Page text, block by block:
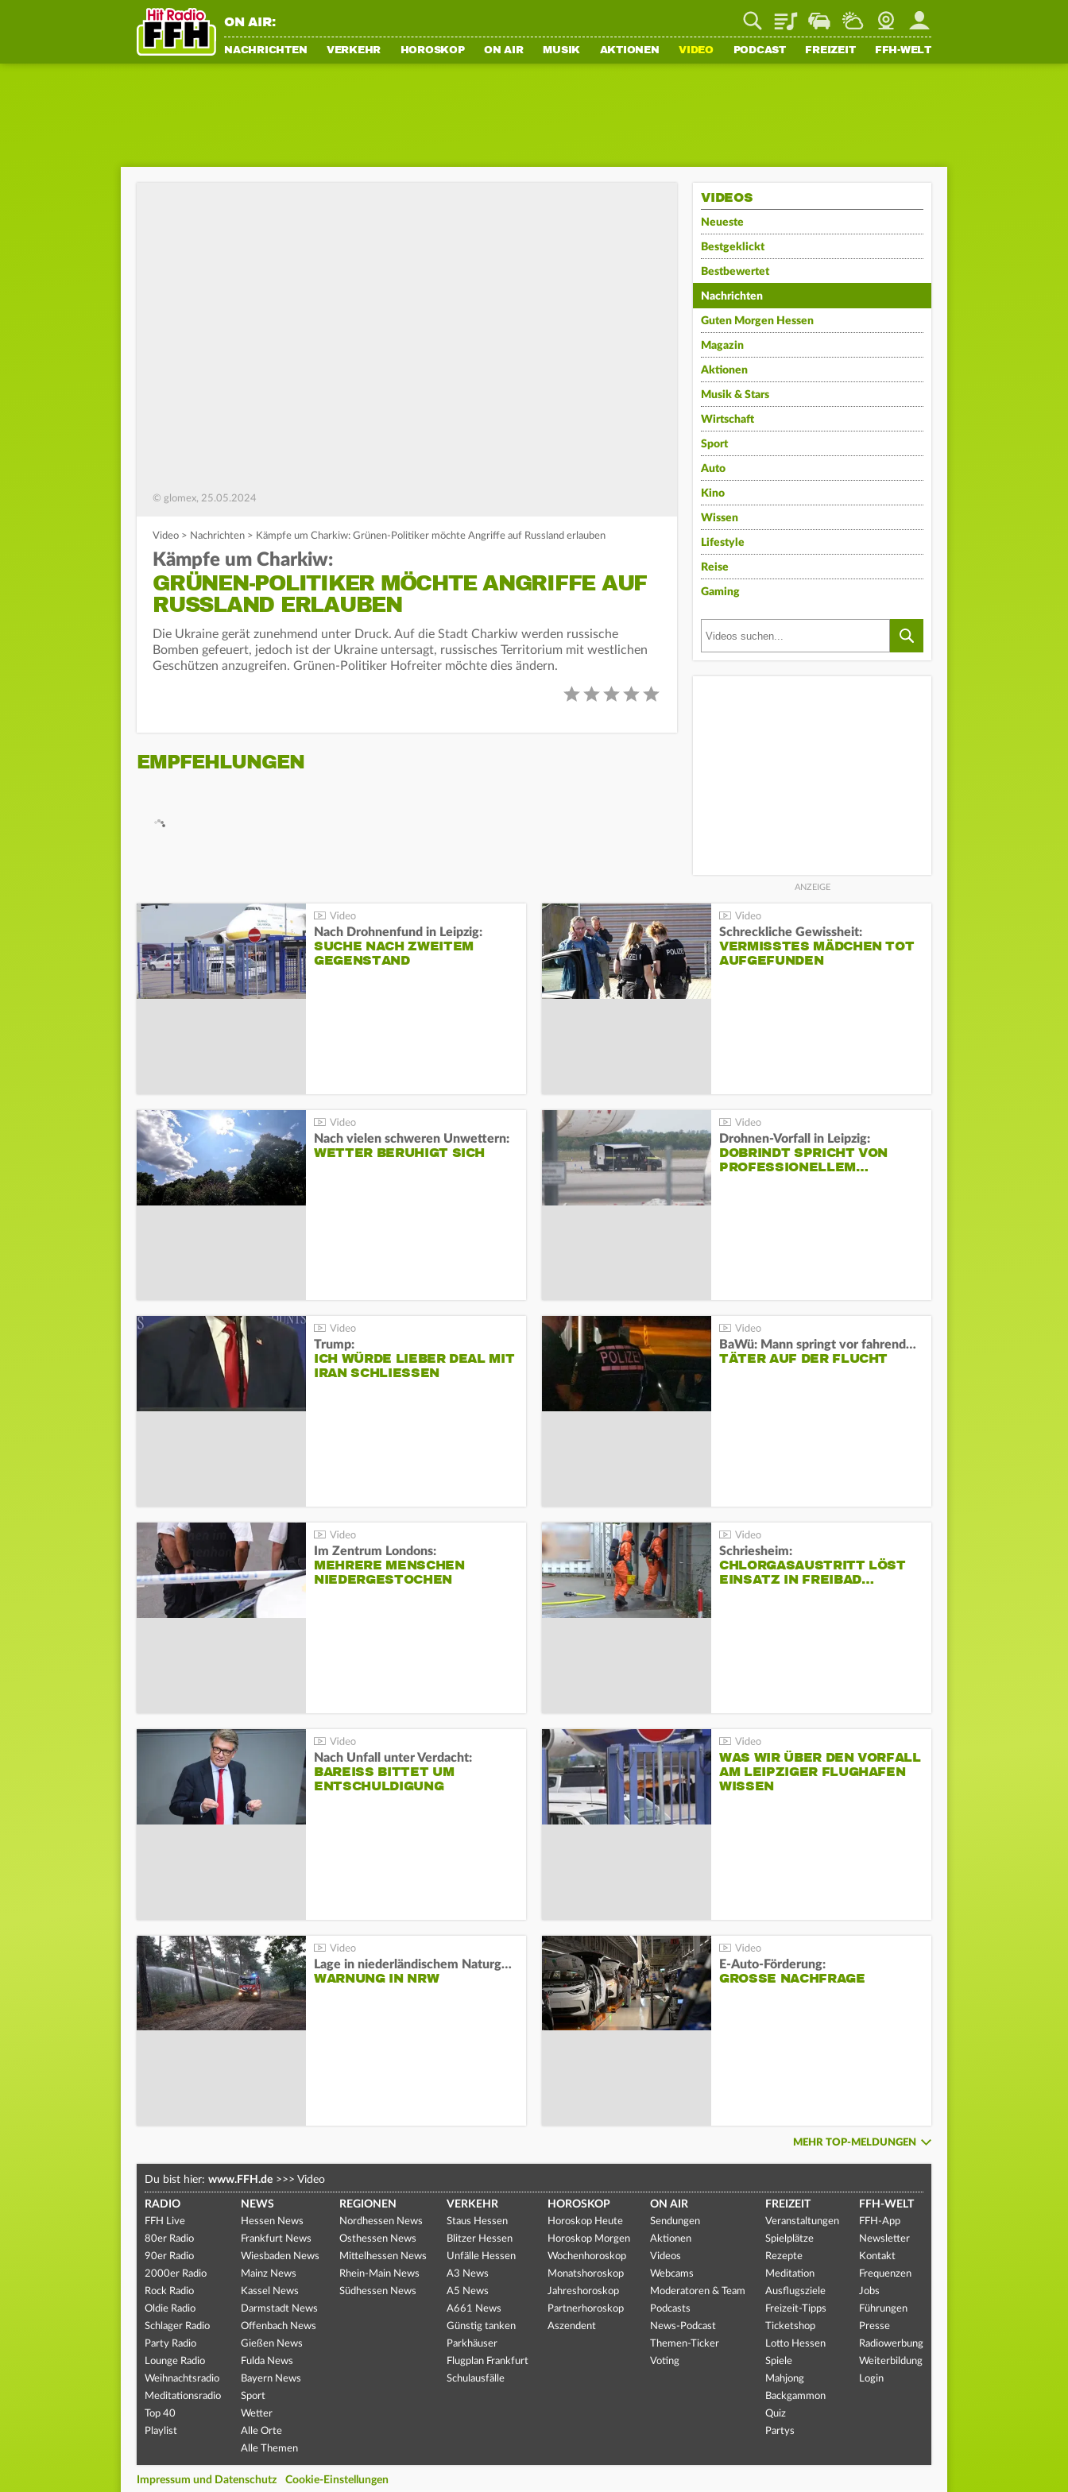
ON AIR: PlaylistStaupilotWetterWebcamMein FFH
NACHRICHTEN VERKEHR HOROSKOP ON AIR MUSIK AKTIONEN VIDEO PODCAST FREIZEIT FFH-WELT
© glomex, 25.05.2024
Video > Nachrichten > Kämpfe um Charkiw: Grünen-Politiker möchte Angriffe auf Russland erlauben
Kämpfe um Charkiw:
GRÜNEN-POLITIKER MÖCHTE ANGRIFFE AUF
RUSSLAND ERLAUBEN
Die Ukraine gerät zunehmend unter Druck. Auf die Stadt Charkiw werden russische
Bomben gefeuert, jedoch ist der Ukraine untersagt, russisches Territorium mit westlichen
Geschützen anzugreifen. Grünen-Politiker Hofreiter möchte dies ändern.
EMPFEHLUNGEN
VIDEOS
Neueste
Bestgeklickt
Bestbewertet
Nachrichten
Guten Morgen Hessen
Magazin
Aktionen
Musik & Stars
Wirtschaft
Sport
Auto
Kino
Wissen
Lifestyle
Reise
Gaming
Nach Drohnenfund in Leipzig:
SUCHE NACH ZWEITEM
GEGENSTAND
Schreckliche Gewissheit:
VERMISSTES MÄDCHEN TOT
AUFGEFUNDEN
Nach vielen schweren Unwettern:
WETTER BERUHIGT SICH
Drohnen-Vorfall in Leipzig:
DOBRINDT SPRICHT VON
PROFESSIONELLEM…
Trump:
ICH WÜRDE LIEBER DEAL MIT
IRAN SCHLIESSEN
BaWü: Mann springt vor fahrendes Auto und schießt
TÄTER AUF DER FLUCHT
Im Zentrum Londons:
MEHRERE MENSCHEN
NIEDERGESTOCHEN
Schriesheim:
CHLORGASAUSTRITT LÖST
EINSATZ IN FREIBAD…
Nach Unfall unter Verdacht:
BAREISS BITTET UM E
NTSCHULDIGUNG
WAS WIR ÜBER DEN VORFALL
AM LEIPZIGER FLUGHAFEN
WISSEN
Lage in niederländischem Naturgebiet stabil
WARNUNG IN NRW
E-Auto-Förderung:
GROSSE NACHFRAGE
MEHR TOP-MELDUNGEN
Du bist hier: www.FFH.de >>> Video
RADIO
FFH Live
80er Radio
90er Radio
2000er Radio
Rock Radio
Oldie Radio
Schlager Radio
Party Radio
Lounge Radio
Weihnachtsradio
Meditationsradio
Top 40
Playlist
NEWS
Hessen News
Frankfurt News
Wiesbaden News
Mainz News
Kassel News
Darmstadt News
Offenbach News
Gießen News
Fulda News
Bayern News
Sport
Wetter
Alle Orte
Alle Themen
REGIONEN
Nordhessen News
Osthessen News
Mittelhessen News
Rhein-Main News
Südhessen News
VERKEHR
Staus Hessen
Blitzer Hessen
Unfälle Hessen
A3 News
A5 News
A661 News
Günstig tanken
Parkhäuser
Flugplan Frankfurt
Schulausfälle
HOROSKOP
Horoskop Heute
Horoskop Morgen
Wochenhoroskop
Monatshoroskop
Jahreshoroskop
Partnerhoroskop
Aszendent
ON AIR
Sendungen
Aktionen
Videos
Webcams
Moderatoren & Team
Podcasts
News-Podcast
Themen-Ticker
Voting
FREIZEIT
Veranstaltungen
Spielplätze
Rezepte
Meditation
Ausflugsziele
Freizeit-Tipps
Ticketshop
Lotto Hessen
Spiele
Mahjong
Backgammon
Quiz
Partys
FFH-WELT
FFH-App
Newsletter
Kontakt
Frequenzen
Jobs
Führungen
Presse
Radiowerbung
Weiterbildung
Login
Impressum und Datenschutz Cookie-Einstellungen